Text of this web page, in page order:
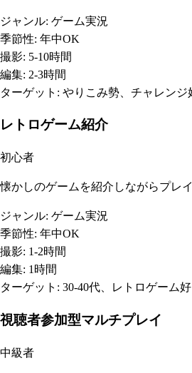
ジャンル: ゲーム実況
季節性: 年中OK
撮影: 5-10時間
編集: 2-3時間
ターゲット: やりこみ勢、チャレンジ
レトロゲーム紹介
初心者
懐かしのゲームを紹介しながらプレ
ジャンル: ゲーム実況
季節性: 年中OK
撮影: 1-2時間
編集: 1時間
ターゲット: 30-40代、レトロゲーム好
視聴者参加型マルチプレイ
中級者